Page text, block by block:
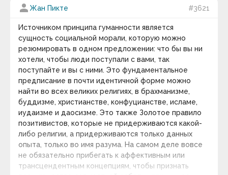
Авессалом Подводный
Авиценна
Авл Корнелий Цельс
Авраам Линкольн
Аврелий Августин
Адам Смит
Адам Франк
Адольф Грюнбаум
Адриана Трижиани
Азим Премджи
Айзек Азимов
Алан Брэдли
Алан Гут
Алан Малалли
Алекс Фергюсен
Александр Блок
Александр Васильевич Круглов
Александр Васильевич Суворов
Александр Владимирович Виленкин
person Жан Пикте #3621
Источником принципа гуманности является
сущность социальной морали, которую можно
резюмировать в одном предложении: что бы вы ни
хотели, чтобы люди поступали с вами, так
поступайте и вы с ними. Это фундаментальное
предписание в почти идентичной форме можно
найти во всех великих религиях, в брахманизме,
буддизме, христианстве, конфуцианстве, исламе,
иудаизме и даосизме. Это также Золотое правило
позитивистов, которые не придерживаются какой-
либо религии, а придерживаются только данных
опыта, только во имя разума. На самом деле вовсе
не обязательно прибегать к аффективным или
трансцендентным концепциям, чтобы признать
Термин дня
Философия истории— раздел философии,
призванный ответить на вопросы об объективных
закономерностях и духовно-нравственном
смысле исторического процесса, о путях
реализации человеческих сущностных сил в
истории, о возможностях обретения
общечеловеческого единства.
Категория:Философия истории keyboard_arrow_down
Видео дня